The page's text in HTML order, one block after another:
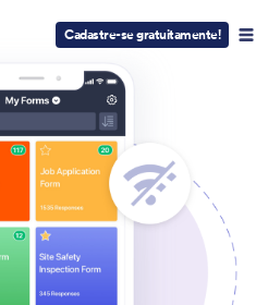
Cadastre-se gratuitamente!